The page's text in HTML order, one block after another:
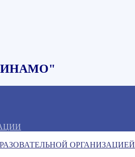
ОРГАНИЗАЦИЕЙ